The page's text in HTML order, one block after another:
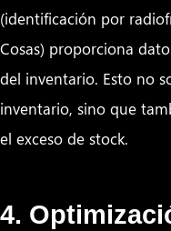
(identificación por
Cosas) proporciona
del inventario. Esto no
inventario, sino que
el exceso de stock.
4.